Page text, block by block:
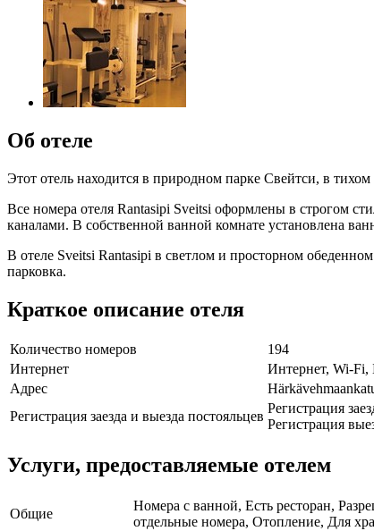
Об отеле
Этот отель находится в природном парке Свейтси, в
Все номера отеля Rantasipi Sveitsi оформлены в строгом
каналами. В собственной ванной комнате установлена
В отеле Sveitsi Rantasipi в светлом и просторном
парковка.
Краткое описание отеля
Количество номеров
194
Интернет
Интернет, Wi-Fi,
Адрес
Регистрация заезда и выезда постояльцев
Регистрация
Регистрация
Услуги, предоставляемые отелем
Общие
Номера с ванной, Есть ресторан,
отдельные номера, Отопление, Для